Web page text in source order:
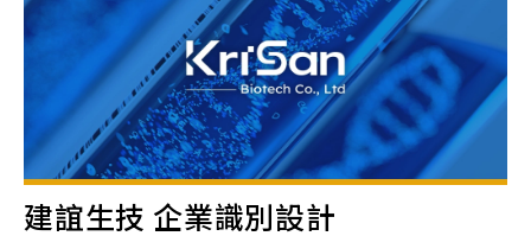
藝術人文 專業大器 明亮活潑 手繪細膩
典雅細緻 簡約俐落 溫暖親切 創新科技
建誼生技 企業識別設計